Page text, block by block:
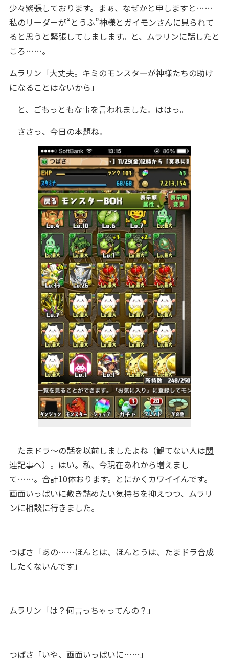
少々緊張しております。まぁ、なぜかと申しますと……
私のリーダーが“とうふ”神様とガイモンさんに見られて
ると思うと緊張してしまします。と、ムラリンに話したと
ころ……。
ムラリン「大丈夫。キミのモンスターが神様たちの助け
になることはないから」
と、ごもっともな事を言われました。ははっ。
ささっ、今日の本題ね。
たまドラ〜の話を以前しましたよね（観てない人は関
連記事へ）。はい。私、今現在あれから増えまし
て……。合計10体おります。とにかくカワイイんです。
画面いっぱいに敷き詰めたい気持ちを抑えつつ、ムラリ
ンに相談に行きました。
つばさ「あの……ほんとは、ほんとうは、たまドラ合成
したくないんです」
ムラリン「は？何言っちゃってんの？」
つばさ「いや、画面いっぱいに……」